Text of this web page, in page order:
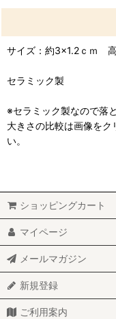
サイズ：約3×1.2ｃｍ
セラミック製
※セラミック製なので落
大きさの比較は画像をク
い。
ショッピングカート
マイページ
メールマガジン
新規登録
ご利用案内